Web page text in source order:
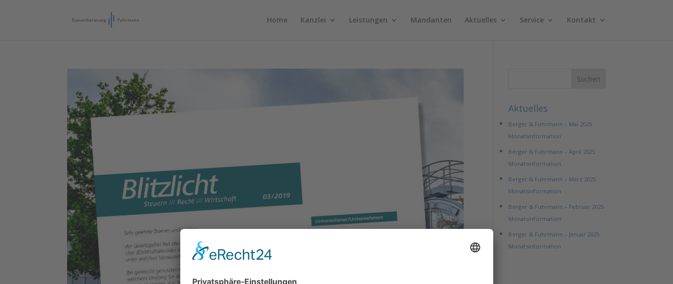
Home Kanzlei Leistungen Mandanten Aktuelles Service Kontakt
Aktuelles
Berger & Fuhrmann – Mai 2025
Monatsinformation
Berger & Fuhrmann – April 2025
Monatsinformation
Berger & Fuhrmann – März 2025
Monatsinformation
Berger & Fuhrmann – Februar 2025
Monatsinformation
Berger & Fuhrmann – Januar 2025
Monatsinformation